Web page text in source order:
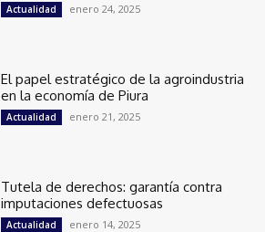
Actualidad enero 24, 2025
El papel estratégico de la agroindustria
en la economía de Piura
Actualidad enero 21, 2025
Tutela de derechos: garantía contra
imputaciones defectuosas
Actualidad enero 14, 2025